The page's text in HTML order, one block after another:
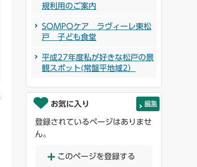
規利用のご案内
SOMPOケア ラヴィーレ東松
戸 子ども食堂
平成27年度私が好きな松戸の景
観スポット(常盤平地域2）
お気に入り 編集
登録されているページはありませ
ん。
このページを登録する